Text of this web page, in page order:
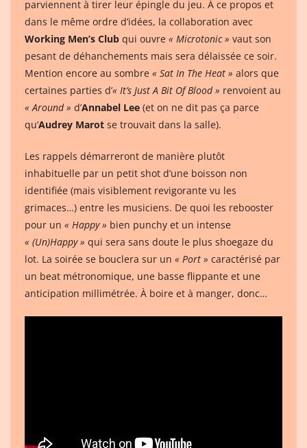
parviennent à tirer leur épingle du jeu. À ce propos et
dans le même ordre d’idées, la collaboration avec
Working Men’s Club qui ouvre « Microtonic » vaut son
pesant de déhanchements mais sera délaissée ce soir.
Mention encore au sombre « Sat In The Heat » alors que
certaines parties d’« It’s Just A Bit Of Blood » renvoient au
« Around » d’Annabel Lee (et on ne dit pas ça parce
qu’Audrey Marot se trouvait dans la salle).
Les rappels démarreront de manière plutôt
inhabituelle par un petit shot d’une boisson non
identifiée (mais visiblement revigorante vu les
grimaces…) entre les musiciens. De quoi les rebooster
pour un « Happy » bien punchy et un intense
« (Un)Happy » qui sera sans doute le plus shoegaze du
lot. La soirée se bouclera sur un « Port » caractérisé par
un beat métronomique, une basse flippante et une
anticipation millimétrée. À boire et à manger, donc…